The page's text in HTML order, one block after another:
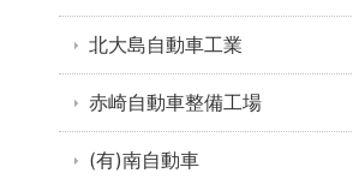
北大島自動車工業
赤崎自動車整備工場
(有)南自動車